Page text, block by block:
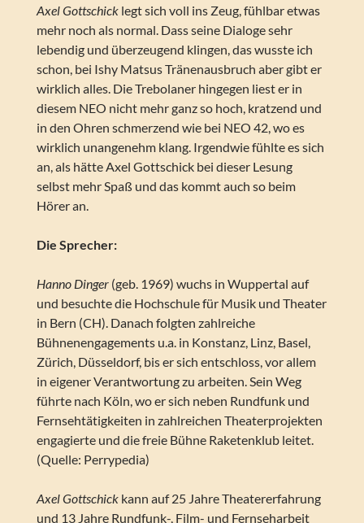
Axel Gottschicklegt sich voll ins Zeug, fühlbar etwas
mehr noch als normal. Dass seine Dialoge sehr
lebendig und überzeugend klingen, das wusste ich
schon, bei Ishy Matsus Tränenausbruch aber gibt er
wirklich alles. Die Trebolaner hingegen liest er in
diesem NEO nicht mehr ganz so hoch, kratzend und
in den Ohren schmerzend wie bei NEO 42, wo es
wirklich unangenehm klang. Irgendwie fühlte es sich
an, als hätte Axel Gottschick bei dieser Lesung
selbst mehr Spaß und das kommt auch so beim
Hörer an.
Die Sprecher:
Hanno Dinger(geb. 1969) wuchs in Wuppertal auf
und besuchte die Hochschule für Musik und Theater
in Bern (CH). Danach folgten zahlreiche
Bühnenengagements u.a. in Konstanz, Linz, Basel,
Zürich, Düsseldorf, bis er sich entschloss, vor allem
in eigener Verantwortung zu arbeiten. Sein Weg
führte nach Köln, wo er sich neben Rundfunk und
Fernsehtätigkeiten in zahlreichen Theaterprojekten
engagierte und die freie Bühne Raketenklub leitet.
(Quelle: Perrypedia)
Axel Gottschickkann auf 25 Jahre Theatererfahrung
und 13 Jahre Rundfunk-, Film- und Fernseharbeit